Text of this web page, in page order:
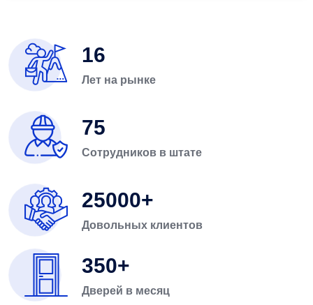
16
Лет на рынке
75
Сотрудников в штате
25000
Довольных клиентов
350
Дверей в месяц